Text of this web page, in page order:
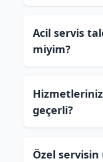
Acil servis
miyim?
geçerli?
Özel